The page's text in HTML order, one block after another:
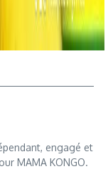
engagé et
MAMA KONGO.